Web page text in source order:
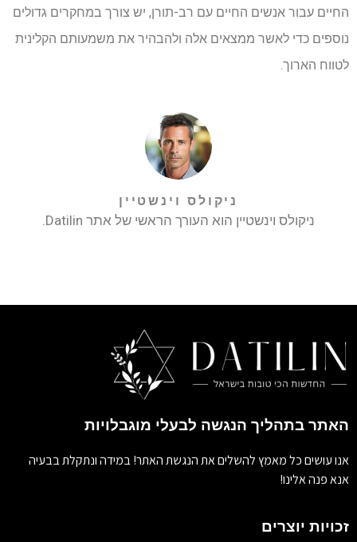
החיים עבור אנשים החיים עם רב-תורן, יש צורך במחקרים גדולים
נוספים כדי לאשר ממצאים אלה ולהבהיר את משמעותם הקלינית
לטווח הארוך.
ניקולס וינשטיין
ניקולס וינשטיין הוא העורך הראשי של אתר Datilin.
האתר בתהליך הנגשה לבעלי מוגבלויות
אנו עושים כל מאמץ להשלים את הנגשת האתר! במידה ונתקלת בבעיה
אנא פנה אלינו!
זכויות יוצרים